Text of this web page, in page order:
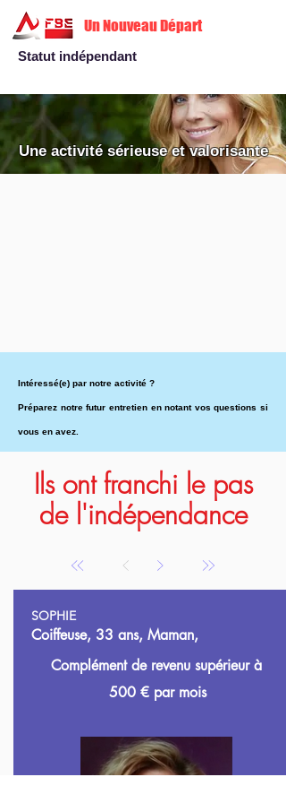
Un Nouveau Départ
Statut indépendant
Une activité sérieuse et valorisante
Intéressé(e) par notre activité ?
Préparez notre futur entretien en notant vos questions si
vous en avez.
Ils ont franchi le pas
de l'indépendance
SOPHIE
Coiffeuse, 33 ans, Maman,
Complément de revenu supérieur à
500 € par mois